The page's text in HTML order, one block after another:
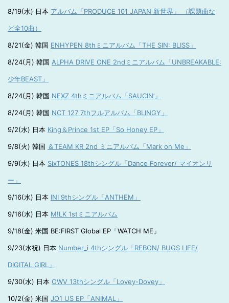
8/19(水) 日本 アルバム「PRODUCE 101 JAPAN 新世界」 （課題曲な
ど全10曲）
8/21(金) 韓国 ENHYPEN 8thミニアルバム「THE SIN: BLISS」
8/24(月) 韓国 ALPHA DRIVE ONE 2ndミニアルバム「UNBREAKABLE:
少年BEAST」
8/24(月) 韓国 NEXZ 4thミニアルバム「SAUCIN’」
8/24(月) 韓国 NCT 127 7thフルアルバム「BLINGY」
9/2(水) 日本 King＆Prince 1st EP「So Honey EP」
9/8(火) 韓国 ＆TEAM KR 2nd ミニアルバム「Mark on Me」
9/9(水) 日本 SixTONES 18thシングル「Dance Forever/ マイオンリ
ー」
9/16(水) 日本 INI 9thシングル「ANTHEM」
9/16(水) 日本 M!LK 1stミニアルバム
9/18(金) 米国 BE:FIRST Global EP「WATCH ME」
9/23(水祝) 日本 Number_i 4thシングル「REBON/ BUGS LIFE/
DIGITAL GIRL」
9/30(水) 日本 OWV 13thシングル「Lovey-Dovey」
10/2(金) 米国 JO1 US EP「ANIMAL」